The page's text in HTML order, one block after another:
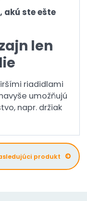
akú ste ešte
len
riadidlami
umožňujú
napr. držiak
produkt